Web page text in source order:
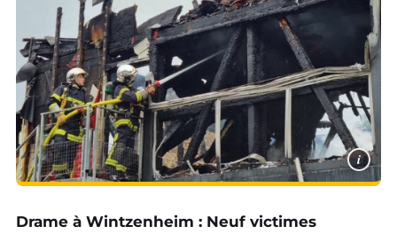
i
Drame à Wintzenheim : Neuf victimes